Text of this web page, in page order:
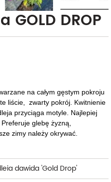
DROP
na całym gęstym pokroju
liście, zwarty pokrój. Kwitnienie
przyciąga motyle. Najlepiej
glebę żyzną,
zimy należy okrywać.
dawida 'Gold Drop'